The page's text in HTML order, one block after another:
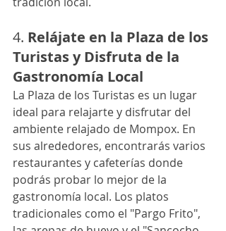
4. Relájate en la Plaza de los
Turistas y Disfruta de la
Gastronomía Local
La Plaza de los Turistas es un lugar
ideal para relajarte y disfrutar del
ambiente relajado de Mompox. En
sus alrededores, encontrarás varios
restaurantes y cafeterías donde
podrás probar lo mejor de la
gastronomía local. Los platos
tradicionales como el "Pargo Frito",